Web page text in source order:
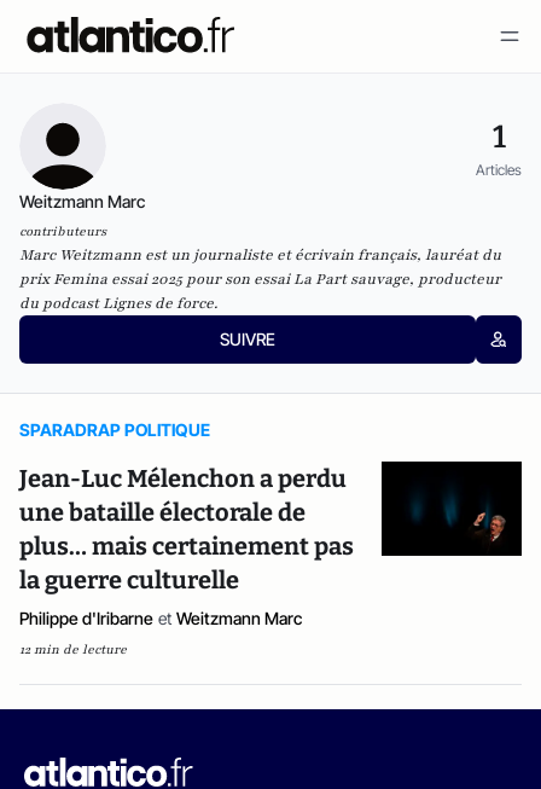
1
Articles
Weitzmann Marc
contributeurs
Marc Weitzmann est un journaliste et écrivain français, lauréat du
prix Femina essai 2025 pour son essaiLa Part sauvage, producteur
du podcastLignes de force.
SUIVRE
SPARADRAP POLITIQUE
Jean-Luc Mélenchon a perdu
une bataille électorale de
plus… mais certainement pas
la guerre culturelle
Philippe d'Iribarne et Weitzmann Marc
12 min de lecture